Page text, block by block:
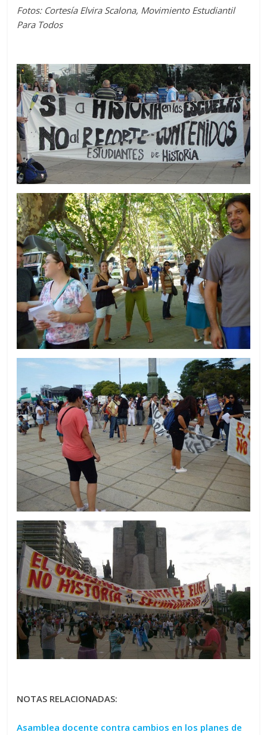
Fotos: Cortesía Elvira Scalona, Movimiento Estudiantil
Para Todos
NOTAS RELACIONADAS:
Asamblea docente contra cambios en los planes de